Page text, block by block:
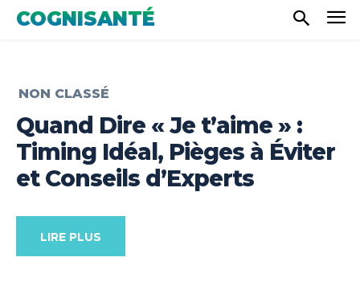
COGNISANTÉ
NON CLASSÉ
Quand Dire « Je t’aime » :
Timing Idéal, Pièges à Éviter
et Conseils d’Experts
LIRE PLUS